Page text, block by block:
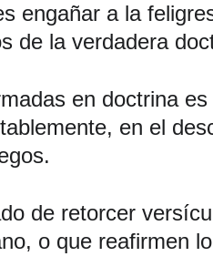
engañar a la
de la verdadera
en doctrina
en el
de retorcer
o que reafirmen